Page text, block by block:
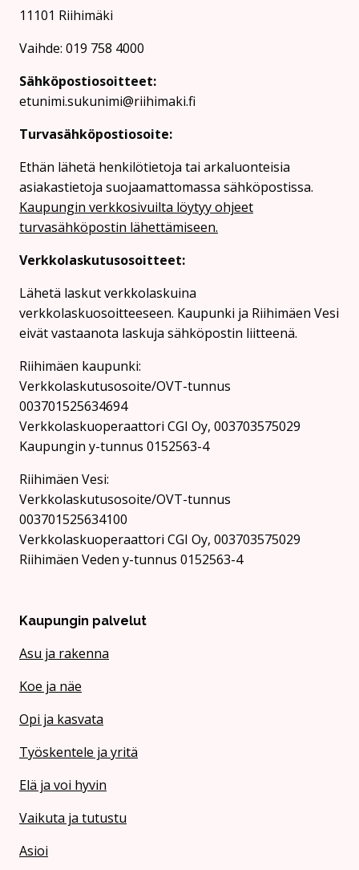
11101 Riihimäki
Vaihde: 019 758 4000
Sähköpostiosoitteet:
etunimi.sukunimi@riihimaki.fi
Turvasähköpostiosoite:
Ethän lähetä henkilötietoja tai arkaluonteisia
asiakastietoja suojaamattomassa sähköpostissa.
Kaupungin verkkosivuilta löytyy ohjeet
turvasähköpostin lähettämiseen.
Verkkolaskutusosoitteet:
Lähetä laskut verkkolaskuina
verkkolaskuosoitteeseen. Kaupunki ja Riihimäen Vesi
eivät vastaanota laskuja sähköpostin liitteenä.
Riihimäen kaupunki:
Verkkolaskutusosoite/OVT-tunnus
003701525634694
Verkkolaskuoperaattori CGI Oy, 003703575029
Kaupungin y-tunnus 0152563-4
Rii­hi­mäen Vesi:
Verkkolaskutusosoite/OVT-tunnus
003701525634100
Verkkolaskuoperaattori CGI Oy, 003703575029
Riihimäen Veden y-tunnus 0152563-4
Kaupungin palvelut
Asu ja rakenna
Koe ja näe
Opi ja kasvata
Työskentele ja yritä
Elä ja voi hyvin
Vaikuta ja tutustu
Asioi